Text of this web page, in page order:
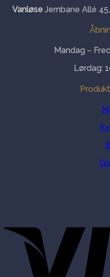
Vanløse Jernbane Allé
Mandag –
Lørdag: